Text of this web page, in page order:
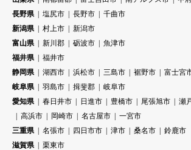
長野県
塩尻市 長野市
千曲市
新潟県
村上市
新潟市
富山県
新川郡 砺波市
魚津市
福井県
福井市
静岡県
湖西市 浜松市 三島市 裾野市 富士宮
岐阜県
羽島市 揖斐郡
岐阜市
愛知県
春日井市 日進市 豊橋市 尾張旭市 瀬
高浜市
岡崎市 名古屋市
一宮市
三重県
名張市 四日市市 津市 桑名市
鈴鹿市
滋賀県
栗東市